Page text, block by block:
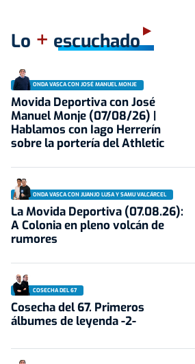
Lo + escuchado
ONDA VASCA CON JOSÉ MANUEL MONJE
Movida Deportiva con José
Manuel Monje (07/08/26) |
Hablamos con Iago Herrerín
sobre la portería del Athletic
ONDA VASCA CON JUANJO LUSA Y SAMU VALCÁRCEL
La Movida Deportiva (07.08.26):
A Colonia en pleno volcán de
rumores
COSECHA DEL 67
Cosecha del 67. Primeros
álbumes de leyenda -2-